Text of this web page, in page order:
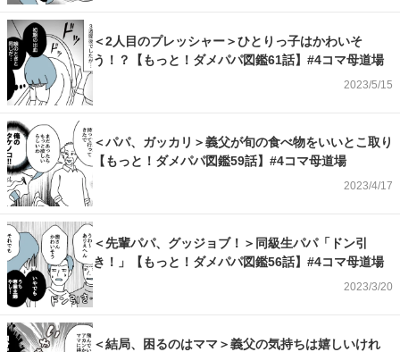
＜2人目のプレッシャー＞ひとりっ子はかわいそ
う！？【もっと！ダメパパ図鑑61話】#4コマ母道場
2023/5/15
＜パパ、ガッカリ＞義父が旬の食べ物をいいとこ取り
【もっと！ダメパパ図鑑59話】#4コマ母道場
2023/4/17
＜先輩パパ、グッジョブ！＞同級生パパ「ドン引
き！」【もっと！ダメパパ図鑑56話】#4コマ母道場
2023/3/20
＜結局、困るのはママ＞義父の気持ちは嬉しいけれ